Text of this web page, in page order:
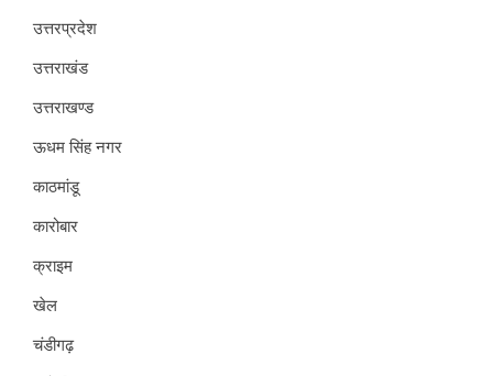
उत्तरप्रदेश
उत्तराखंड
उत्तराखण्ड
ऊधम सिंह नगर
काठमांडू
कारोबार
क्राइम
खेल
चंडीगढ़